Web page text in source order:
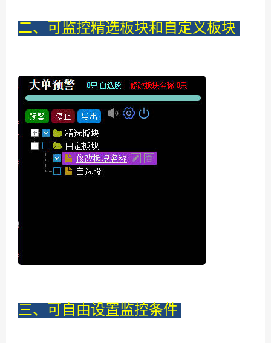
二、可监控精选板块和自定义板块
三、可自由设置监控条件